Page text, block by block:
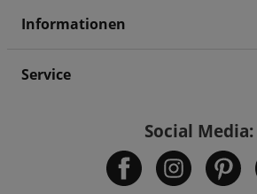
Informationen
Service
Social Media: